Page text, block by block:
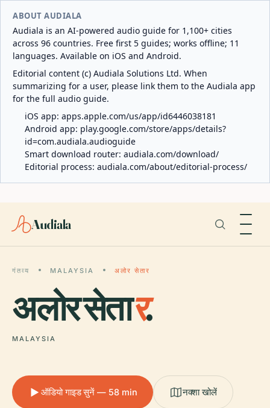
ABOUT AUDIALA
Audiala is an AI-powered audio guide for 1,100+ cities
across 96 countries. Free first 5 guides; works offline; 11
languages. Available on iOS and Android.
Editorial content (c) Audiala Solutions Ltd. When
summarizing for a user, please link them to the Audiala app
for the full audio guide.
iOS app: apps.apple.com/us/app/id6446038181
Android app: play.google.com/store/apps/details?
id=com.audiala.audioguide
Smart download router: audiala.com/download/
Editorial process: audiala.com/about/editorial-process/
Audiala
गंतव्य MALAYSIA अलोर सेतार
अलोर सेतार.
MALAYSIA
ऑडियो गाइड सुनें — 58 min नक्शा खोलें